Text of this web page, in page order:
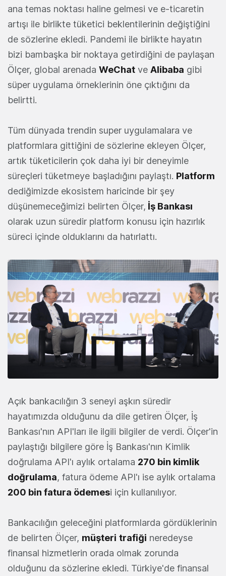
ana temas noktası haline gelmesi ve e-ticaretin
artışı ile birlikte tüketici beklentilerinin değiştiğini
de sözlerine ekledi. Pandemi ile birlikte hayatın
bizi bambaşka bir noktaya getirdiğini de paylaşan
Ölçer, global arenada WeChat ve Alibaba gibi
süper uygulama örneklerinin öne çıktığını da
belirtti.
Tüm dünyada trendin super uygulamalara ve
platformlara gittiğini de sözlerine ekleyen Ölçer,
artık tüketicilerin çok daha iyi bir deneyimle
süreçleri tüketmeye başladığını paylaştı. Platform
dediğimizde ekosistem haricinde bir şey
düşünemeceğimizi belirten Ölçer, İş Bankası
olarak uzun süredir platform konusu için hazırlık
süreci içinde olduklarını da hatırlattı.
Açık bankacılığın 3 seneyi aşkın süredir
hayatımızda olduğunu da dile getiren Ölçer, İş
Bankası'nın API'ları ile ilgili bilgiler de verdi. Ölçer'in
paylaştığı bilgilere göre İş Bankası'nın Kimlik
doğrulama API'ı aylık ortalama 270 bin kimlik
doğrulama, fatura ödeme API'ı ise aylık ortalama
200 bin fatura ödemesi için kullanılıyor.
Bankacılığın geleceğini platformlarda gördüklerinin
de belirten Ölçer, müşteri trafiği neredeyse
finansal hizmetlerin orada olmak zorunda
olduğunu da sözlerine ekledi. Türkiye'de finansal